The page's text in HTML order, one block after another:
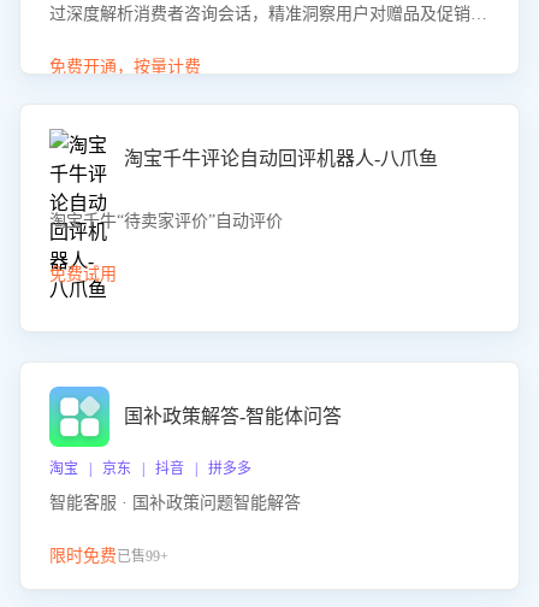
过深度解析消费者咨询会话，精准洞察用户对赠品及促销政
销诉求，帮助企业制定个性化赠品组合策略，优化资源投放
免费开通，按量计费
淘宝千牛评论自动回评机器人-八爪鱼
淘宝千牛“待卖家评价”自动评价
免费试用
国补政策解答-智能体问答
淘宝 | 京东 | 抖音 | 拼多多
智能客服 · 国补政策问题智能解答
限时免费已售99+